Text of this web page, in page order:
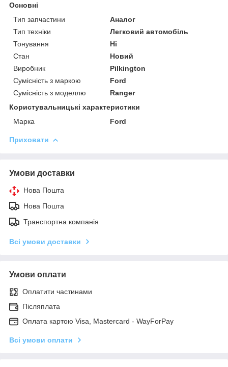
Основні
Тип запчастини
Аналог
Тип техніки
Легковий автомобіль
Тонування
Ні
Стан
Новий
Виробник
Pilkington
Сумісність з маркою
Ford
Сумісність з моделлю
Ranger
Користувальницькі характеристики
Марка
Ford
Приховати
Умови доставки
Нова Пошта
Нова Пошта
Транспортна компанія
Всі умови доставки
Умови оплати
Оплатити частинами
Післяплата
Оплата картою Visa, Mastercard - WayForPay
Всі умови оплати